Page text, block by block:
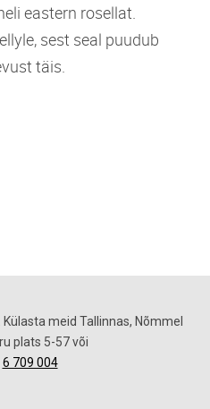
eastern rosellat.
sest seal puudub
täis.
Külasta meid Tallinnas, Nõmmel
plats 5-57või
6 709 004